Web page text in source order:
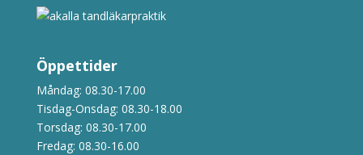
Öppettider
Måndag: 08.30-17.00
Tisdag-Onsdag: 08.30-18.00
Torsdag: 08.30-17.00
Fredag: 08.30-16.00